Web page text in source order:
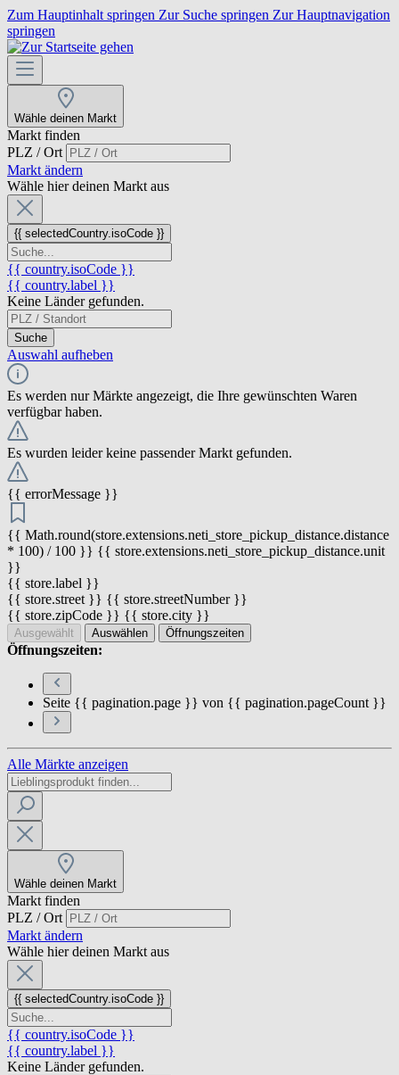
Zum Hauptinhalt springen Zur Suche springen Zur Hauptnavigation
springen
Wähle deinen Markt
Markt finden
PLZ / Ort
Markt ändern
Wähle hier deinen Markt aus
{{ selectedCountry.isoCode }}
{{ country.isoCode }}
{{ country.label }}
Keine Länder gefunden.
Suche
Auswahl aufheben
Es werden nur Märkte angezeigt, die Ihre gewünschten Waren
verfügbar haben.
Es wurden leider keine passender Markt gefunden.
{{ errorMessage }}
{{ Math.round(store.extensions.neti_store_pickup_distance.distance
* 100) / 100 }} {{ store.extensions.neti_store_pickup_distance.unit
}}
{{ store.label }}
{{ store.street }} {{ store.streetNumber }}
{{ store.zipCode }} {{ store.city }}
Ausgewählt Auswählen Öffnungszeiten
Öffnungszeiten:
Seite {{ pagination.page }} von {{ pagination.pageCount }}
Alle Märkte anzeigen
Wähle deinen Markt
Markt finden
PLZ / Ort
Markt ändern
Wähle hier deinen Markt aus
{{ selectedCountry.isoCode }}
{{ country.isoCode }}
{{ country.label }}
Keine Länder gefunden.